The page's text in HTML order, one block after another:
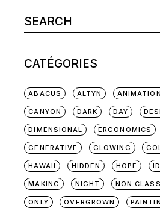
Search
for:
CATÉGORIES
ABACUS ALTYN ANIMATION
CANYON DARK DAY
DIMENSIONAL ERGONOMICS
GENERATIVE GLOWING
HAWAII HIDDEN HOPE
MAKING NIGHT NON
ONLY OVERGROWN